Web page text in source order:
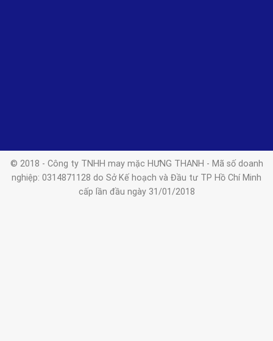
© 2018 - Công ty TNHH may mặc HƯNG THANH - Mã số doanh
nghiệp: 0314871128 do Sở Kế hoạch và Đầu tư TP Hồ Chí Minh
cấp lần đầu ngày 31/01/2018